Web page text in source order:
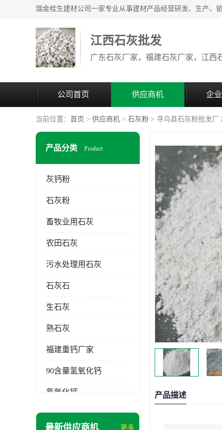
江西石灰批发
公司首页 供应商机 企
当前位置： 首页 > 供应商机 > 石灰粉 > 寻乌县石灰粉批发厂
产品分类 Product
灰钙粉
石灰粉
畜牧业用石灰
农田石灰
污水处理用石灰
石灰石
生石灰
熟石灰
福建重钙厂家
90含量氢氧化钙
氢氧化钙
氧化钙
最新供应商机 更多
产品描述